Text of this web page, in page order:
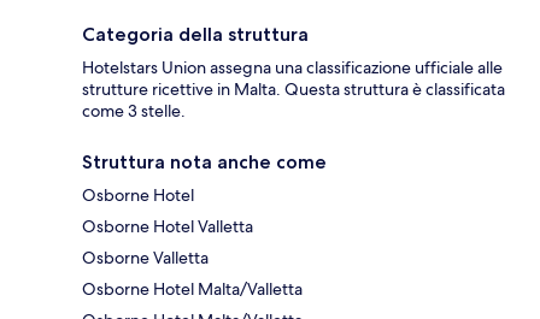
Categoria della struttura
Hotelstars Union assegna una classificazione ufficiale alle
strutture ricettive in Malta. Questa struttura è classificata
come 3 stelle.
Struttura nota anche come
Osborne Hotel
Osborne Hotel Valletta
Osborne Valletta
Osborne Hotel Malta/Valletta